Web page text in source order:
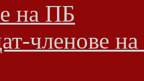
на ПБ
членове